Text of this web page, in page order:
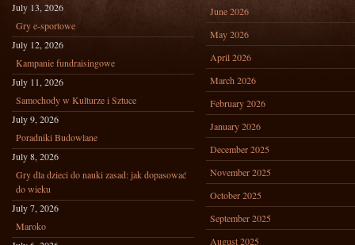
July 13, 2026
Gry e-sportowe
July 12, 2026
Kampanie fundraisingowe
July 11, 2026
Samochody w Kulturze i Sztuce
July 9, 2026
Poradniki Budowlane
July 8, 2026
Gry dla dzieci do nauki zasad: jak dopasować
do wieku
July 7, 2026
Maroko
June 2026
May 2026
April 2026
March 2026
February 2026
January 2026
December 2025
November 2025
October 2025
September 2025
August 2025